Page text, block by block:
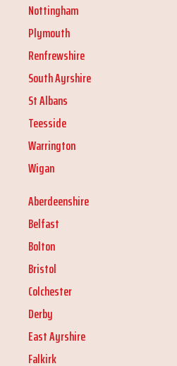
Nottingham
Plymouth
Renfrewshire
South Ayrshire
St Albans
Teesside
Warrington
Wigan
Aberdeenshire
Belfast
Bolton
Bristol
Colchester
Derby
East Ayrshire
Falkirk